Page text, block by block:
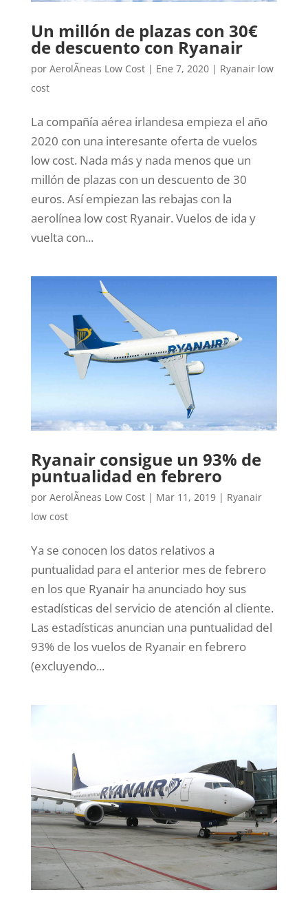
Un millón de plazas con 30€
de descuento con Ryanair
por AerolÃ­neas Low Cost| Ene 7, 2020| Ryanair low
cost
La compañía aérea irlandesa empieza el año
2020 con una interesante oferta de vuelos
low cost. Nada más y nada menos que un
millón de plazas con un descuento de 30
euros. Así empiezan las rebajas con la
aerolínea low cost Ryanair. Vuelos de ida y
vuelta con...
Ryanair consigue un 93% de
puntualidad en febrero
por AerolÃ­neas Low Cost| Mar 11, 2019| Ryanair
low cost
Ya se conocen los datos relativos a
puntualidad para el anterior mes de febrero
en los que Ryanair ha anunciado hoy sus
estadísticas del servicio de atención al cliente.
Las estadísticas anuncian una puntualidad del
93% de los vuelos de Ryanair en febrero
(excluyendo...